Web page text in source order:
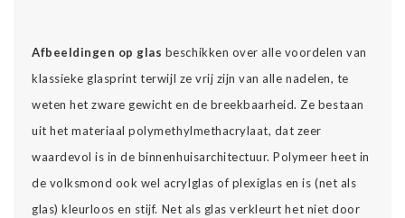
Afbeeldingen op glas beschikken over alle voordelen van
klassieke glasprint terwijl ze vrij zijn van alle nadelen, te
weten het zware gewicht en de breekbaarheid. Ze bestaan
uit het materiaal polymethylmethacrylaat, dat zeer
waardevol is in de binnenhuisarchitectuur. Polymeer heet in
de volksmond ook wel acrylglas of plexiglas en is (net als
glas) kleurloos en stijf. Net als glas verkleurt het niet door